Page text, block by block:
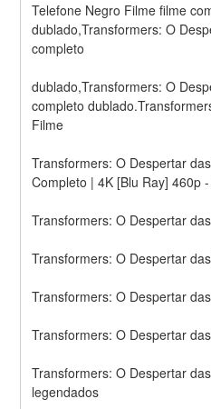
Telefone Negro Filme filme
dublado,Transformers: O
completo
dublado,Transformers: O
completo
Filme
Transformers: O Despertar
Completo | 4K [Blu Ray] 460p
Transformers: O Despertar
Transformers: O Despertar
Transformers: O Despertar
Transformers: O Despertar
Transformers: O Despertar
legendados